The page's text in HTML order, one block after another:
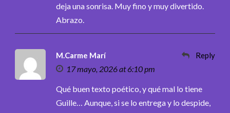
deja una sonrisa. Muy fino y muy divertido.
Abrazo.
M.Carme Marí
17 mayo, 2026 at 6:10 pm
Reply
Qué buen texto poético, y qué mal lo tiene
Guille… Aunque, si se lo entrega y lo despide,